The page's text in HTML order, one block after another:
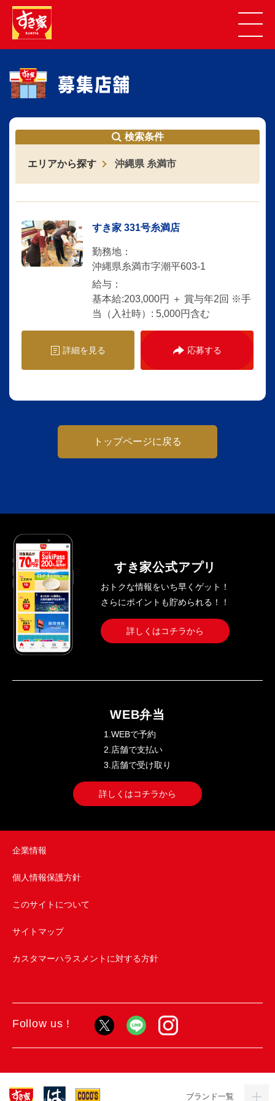
検索条件
エリアから探す 沖縄県 糸満市
すき家 331号糸満店
勤務地：
沖縄県糸満市字潮平603-1
給与：
基本給:203,000円 ＋ 賞与年2回 ※手
当（入社時）: 5,000円含む
詳細を見る 応募する
トップページに戻る
すき家公式アプリ
おトクな情報をいち早くゲット！
さらにポイントも貯められる！！
詳しくはコチラから
WEB弁当
1.WEBで予約
2.店舗で支払い
3.店舗で受け取り
詳しくはコチラから
企業情報
個人情報保護方針
このサイトについて
サイトマップ
カスタマーハラスメントに対する方針
Follow us !
ブランド一覧